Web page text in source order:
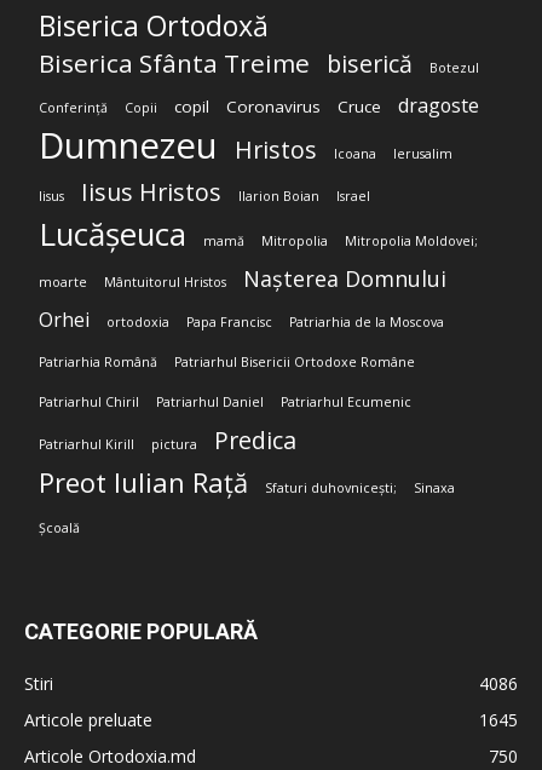
Biserica Ortodoxă
Biserica Sfânta Treime biserică Botezul
Conferință Copii copil Coronavirus Cruce dragoste
Dumnezeu Hristos Icoana Ierusalim
Iisus Iisus Hristos Ilarion Boian Israel
Lucășeuca mamă Mitropolia Mitropolia Moldovei;
moarte Mântuitorul Hristos Nașterea Domnului
Orhei ortodoxia Papa Francisc Patriarhia de la Moscova
Patriarhia Română Patriarhul Bisericii Ortodoxe Române
Patriarhul Chiril Patriarhul Daniel Patriarhul Ecumenic
Patriarhul Kirill pictura Predica
Preot Iulian Rață Sfaturi duhovnicești; Sinaxa
Școală
CATEGORIE POPULARĂ
Stiri
4086
Articole preluate
1645
Articole Ortodoxia.md
750